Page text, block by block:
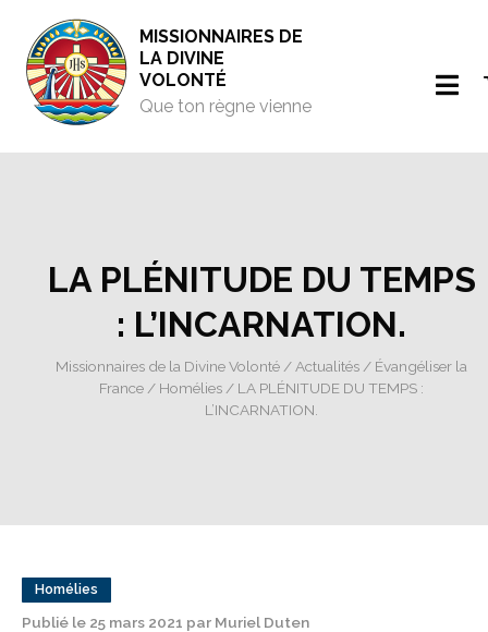
MISSIONNAIRES DE
LA DIVINE
VOLONTÉ
Que ton règne vienne
LA PLÉNITUDE DU TEMPS
: L’INCARNATION.
Missionnaires de la Divine Volonté / Actualités / Évangéliser la
France / Homélies / LA PLÉNITUDE DU TEMPS :
L’INCARNATION.
Homélies
Publié le 25 mars 2021 par Muriel Duten